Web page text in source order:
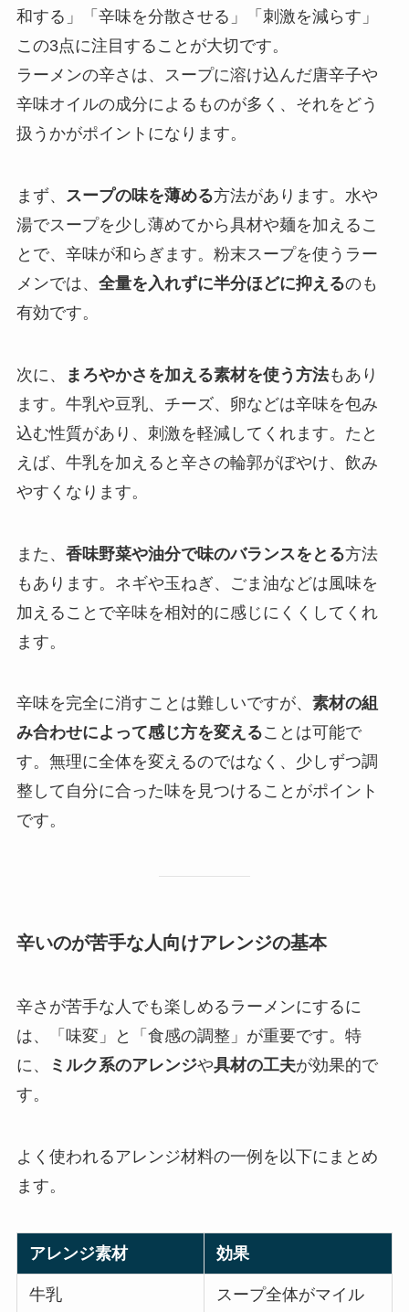
和する」「辛味を分散させる」「刺激を減らす」
この3点に注目することが大切です。
ラーメンの辛さは、スープに溶け込んだ唐辛子や
辛味オイルの成分によるものが多く、それをどう
扱うかがポイントになります。
まず、 スープの味を薄める方法があります。水や
湯でスープを少し薄めてから具材や麺を加えるこ
とで、辛味が和らぎます。粉末スープを使うラー
メンでは、 全量を入れずに半分ほどに抑えるのも
有効です。
次に、 まろやかさを加える素材を使う方法もあり
ます。牛乳や豆乳、チーズ、卵などは辛味を包み
込む性質があり、刺激を軽減してくれます。たと
えば、牛乳を加えると辛さの輪郭がぼやけ、飲み
やすくなります。
また、 香味野菜や油分で味のバランスをとる方法
もあります。ネギや玉ねぎ、ごま油などは風味を
加えることで辛味を相対的に感じにくくしてくれ
ます。
辛味を完全に消すことは難しいですが、 素材の組
み合わせによって感じ方を変えることは可能で
す。無理に全体を変えるのではなく、少しずつ調
整して自分に合った味を見つけることがポイント
です。
辛いのが苦手な人向けアレンジの基本
辛さが苦手な人でも楽しめるラーメンにするに
は、「味変」と「食感の調整」が重要です。特
に、
ミルク系のアレンジや具材の工夫が効果的で
す。
よく使われるアレンジ材料の一例を以下にまとめ
ます。
アレンジ素材 効果
牛乳
スープ全体がマイル